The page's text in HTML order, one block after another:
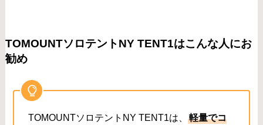
TOMOUNTソロテントNY TENT1はこんな人にお
勧め
TOMOUNTソロテントNY TENT1は、軽量でコ